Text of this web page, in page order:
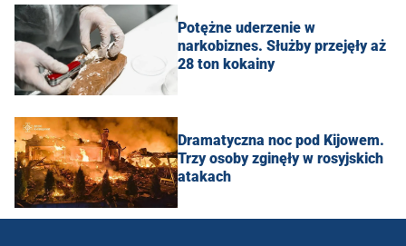
Potężne uderzenie w
narkobiznes. Służby przejęły aż
28 ton kokainy
Dramatyczna noc pod Kijowem.
Trzy osoby zginęły w rosyjskich
atakach